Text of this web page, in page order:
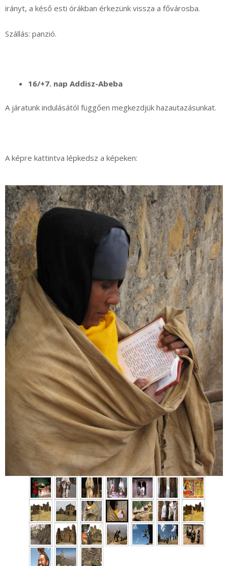
irányt, a késő esti órákban érkezünk vissza a fővárosba.
Szállás: panzió.
16/+7. nap Addisz-Abeba
A járatunk indulásától függően megkezdjük hazautazásunkat.
A képre kattintva lépkedsz a képeken: